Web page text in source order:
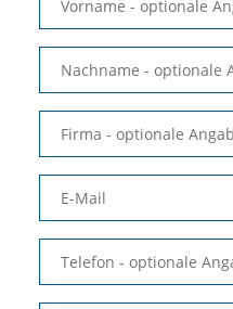
Vorname - optionale
Nachname - optionale
Firma - optionale
E-Mail
Telefon - optionale